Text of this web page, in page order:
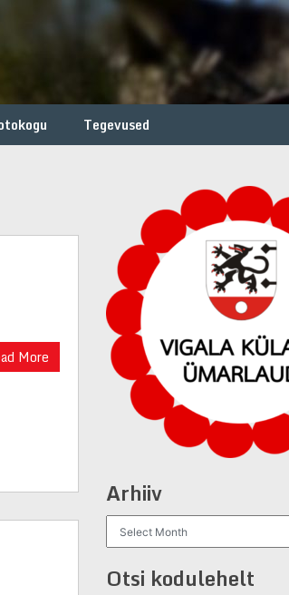
Tegevused
More
Arhiiv
Otsi kodulehelt